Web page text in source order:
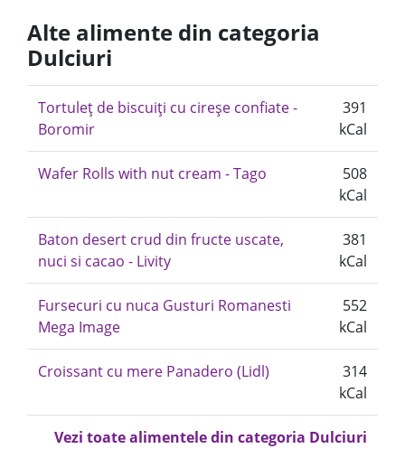
Alte alimente din categoria
Dulciuri
Tortuleț de biscuiți cu cireșe confiate -
Boromir
391
kCal
Wafer Rolls with nut cream - Tago
508
kCal
Baton desert crud din fructe uscate,
nuci si cacao - Livity
381
kCal
Fursecuri cu nuca Gusturi Romanesti
Mega Image
552
kCal
Croissant cu mere Panadero (Lidl)
314
kCal
Vezi toate alimentele din categoria Dulciuri